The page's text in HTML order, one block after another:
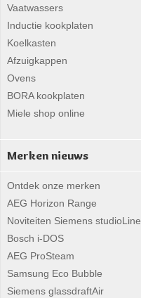
Vaatwassers
Inductie kookplaten
Koelkasten
Afzuigkappen
Ovens
BORA kookplaten
Miele shop online
Merken nieuws
Ontdek onze merken
AEG Horizon Range
Noviteiten Siemens studioLine
Bosch i-DOS
AEG ProSteam
Samsung Eco Bubble
Siemens glassdraftAir